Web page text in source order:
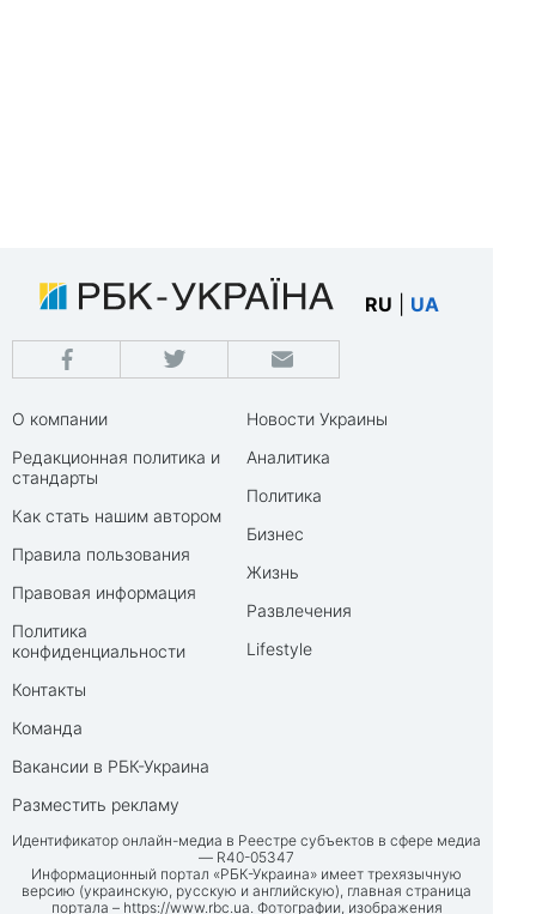
RU UA
О компании
Редакционная политика и
стандарты
Как стать нашим автором
Правила пользования
Правовая информация
Политика
конфиденциальности
Контакты
Команда
Вакансии в РБК-Украина
Разместить рекламу
Новости Украины
Аналитика
Политика
Бизнес
Жизнь
Развлечения
Lifestyle
Идентификатор онлайн-медиа в Реестре субъектов в сфере медиа
— R40-05347
Информационный портал «РБК-Украина» имеет трехязычную
версию (украинскую, русскую и английскую), главная страница
портала – https://www.rbc.ua. Фотографии, изображения